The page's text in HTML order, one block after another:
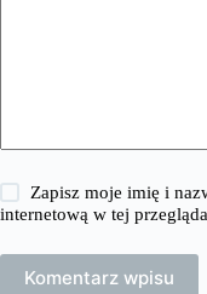
Zapisz moje imię i
internetową w tej
Komentarz wpisu